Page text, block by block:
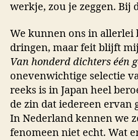
werkje, zou je zeggen. Bij
We kunnen ons in allerlei
dringen, maar feit blijft
Van honderd dichters één
onevenwichtige selectie
reeks is in Japan heel
de zin dat iedereen ervan
In Nederland kennen we
fenomeen niet echt. Wat